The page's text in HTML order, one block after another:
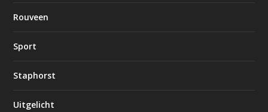
Rouveen
Sport
Staphorst
Uitgelicht